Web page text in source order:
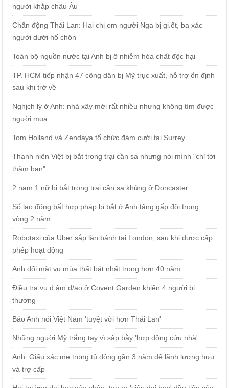
người khắp châu Âu
Chấn động Thái Lan: Hai chị em người Nga bị gi.ết, ba xác
người dưới hố chôn
Toàn bộ nguồn nước tại Anh bị ô nhiễm hóa chất độc hại
TP. HCM tiếp nhận 47 công dân bị Mỹ trục xuất, hỗ trợ ổn định
sau khi trở về
Nghịch lý ở Anh: nhà xây mới rất nhiều nhưng không tìm được
người mua
Tom Holland và Zendaya tổ chức đám cưới tại Surrey
Thanh niên Việt bị bắt trong trại cần sa nhưng nói mình "chỉ tới
thăm bạn"
2 nam 1 nữ bị bắt trong trại cần sa khủng ở Doncaster
Số lao động bất hợp pháp bị bắt ở Anh tăng gấp đôi trong
vòng 2 năm
Robotaxi của Uber sắp lăn bánh tại London, sau khi được cấp
phép hoạt động
Anh đối mặt vụ mùa thất bát nhất trong hơn 40 năm
Điều tra vụ đ.âm d/ao ở Covent Garden khiến 4 người bị
thương
Báo Anh nói Việt Nam 'tuyệt vời hơn Thái Lan'
Những người Mỹ trắng tay vì sập bẫy 'hợp đồng cứu nhà'
Anh: Giấu xác mẹ trong tủ đông gần 3 năm để lãnh lương hưu
và trợ cấp